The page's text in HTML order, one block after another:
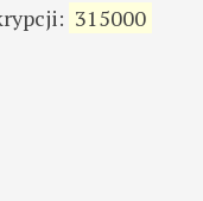
315000